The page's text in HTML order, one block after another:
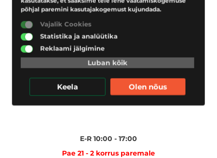
E-R 10:00 - 17:00
Pae 21 - 2 korrus paremale
põhjal paremini kasutajakogemust kujundada.
Vajalik Cookies
Statistika ja analüütika
Reklaami jälgimine
Luban kõik
Keela Olen nõus